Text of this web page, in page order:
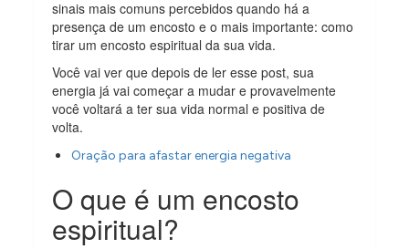
sinais mais comuns percebidos quando há a
presença de um encosto e o mais importante: como
tirar um encosto espiritual da sua vida.
Você vai ver que depois de ler esse post, sua
energia já vai começar a mudar e provavelmente
você voltará a ter sua vida normal e positiva de
volta.
Oração para afastar energia negativa
O que é um encosto
espiritual?